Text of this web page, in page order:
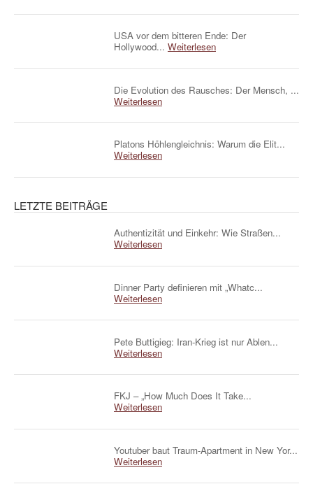
USA vor dem bitteren Ende: Der
Hollywood... Weiterlesen
Die Evolution des Rausches: Der Mensch, ...
Weiterlesen
Platons Höhlengleichnis: Warum die Elit...
Weiterlesen
LETZTE BEITRÄGE
Authentizität und Einkehr: Wie Straßen...
Weiterlesen
Dinner Party definieren mit „Whatc...
Weiterlesen
Pete Buttigieg: Iran-Krieg ist nur Ablen...
Weiterlesen
FKJ – „How Much Does It Take...
Weiterlesen
Youtuber baut Traum-Apartment in New Yor...
Weiterlesen